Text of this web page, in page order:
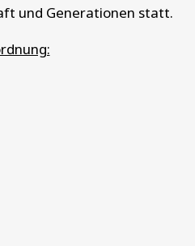
und Generationen statt.